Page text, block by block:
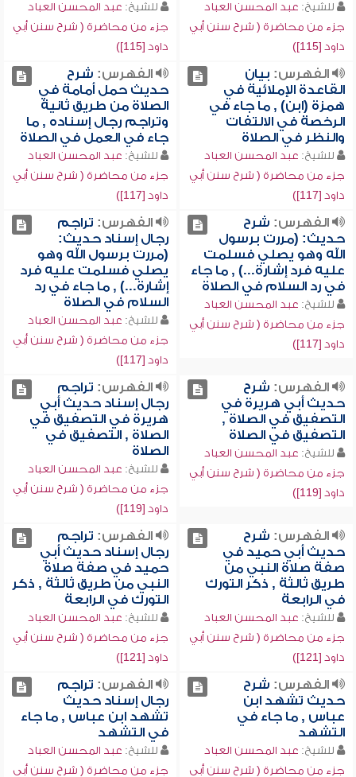
للشيخ: عبد المحسن العباد
جزء من محاضرة ( شرح سنن أبي
داود [115])
للشيخ: عبد المحسن العباد
جزء من محاضرة ( شرح سنن أبي
داود [115])
الفهرس: بيان
القاعدة الإملائية في
همزة (ابن) , ما جاء في
الرخصة في الالتفات
والنظر في الصلاة
للشيخ: عبد المحسن العباد
جزء من محاضرة ( شرح سنن أبي
داود [117])
الفهرس: شرح
حديث حمل أمامة في
الصلاة من طريق ثانية
وتراجم رجال إسناده , ما
جاء في العمل في الصلاة
للشيخ: عبد المحسن العباد
جزء من محاضرة ( شرح سنن أبي
داود [117])
الفهرس: شرح
حديث: (مررت برسول
الله وهو يصلي فسلمت
عليه فرد إشارة...) , ما جاء
في رد السلام في الصلاة
للشيخ: عبد المحسن العباد
جزء من محاضرة ( شرح سنن أبي
داود [117])
الفهرس: تراجم
رجال إسناد حديث:
(مررت برسول الله وهو
يصلي فسلمت عليه فرد
إشارة...) , ما جاء في رد
السلام في الصلاة
للشيخ: عبد المحسن العباد
جزء من محاضرة ( شرح سنن أبي
داود [117])
الفهرس: شرح
حديث أبي هريرة في
التصفيق في الصلاة ,
التصفيق في الصلاة
للشيخ: عبد المحسن العباد
جزء من محاضرة ( شرح سنن أبي
داود [119])
الفهرس: تراجم
رجال إسناد حديث أبي
هريرة في التصفيق في
الصلاة , التصفيق في
الصلاة
للشيخ: عبد المحسن العباد
جزء من محاضرة ( شرح سنن أبي
داود [119])
الفهرس: شرح
حديث أبي حميد في
صفة صلاة النبي من
طريق ثالثة , ذكر التورك
في الرابعة
للشيخ: عبد المحسن العباد
جزء من محاضرة ( شرح سنن أبي
داود [121])
الفهرس: تراجم
رجال إسناد حديث أبي
حميد في صفة صلاة
النبي من طريق ثالثة , ذكر
التورك في الرابعة
للشيخ: عبد المحسن العباد
جزء من محاضرة ( شرح سنن أبي
داود [121])
الفهرس: شرح
حديث تشهد ابن
عباس , ما جاء في
التشهد
للشيخ: عبد المحسن العباد
جزء من محاضرة ( شرح سنن أبي
الفهرس: تراجم
رجال إسناد حديث
تشهد ابن عباس , ما جاء
في التشهد
للشيخ: عبد المحسن العباد
جزء من محاضرة ( شرح سنن أبي